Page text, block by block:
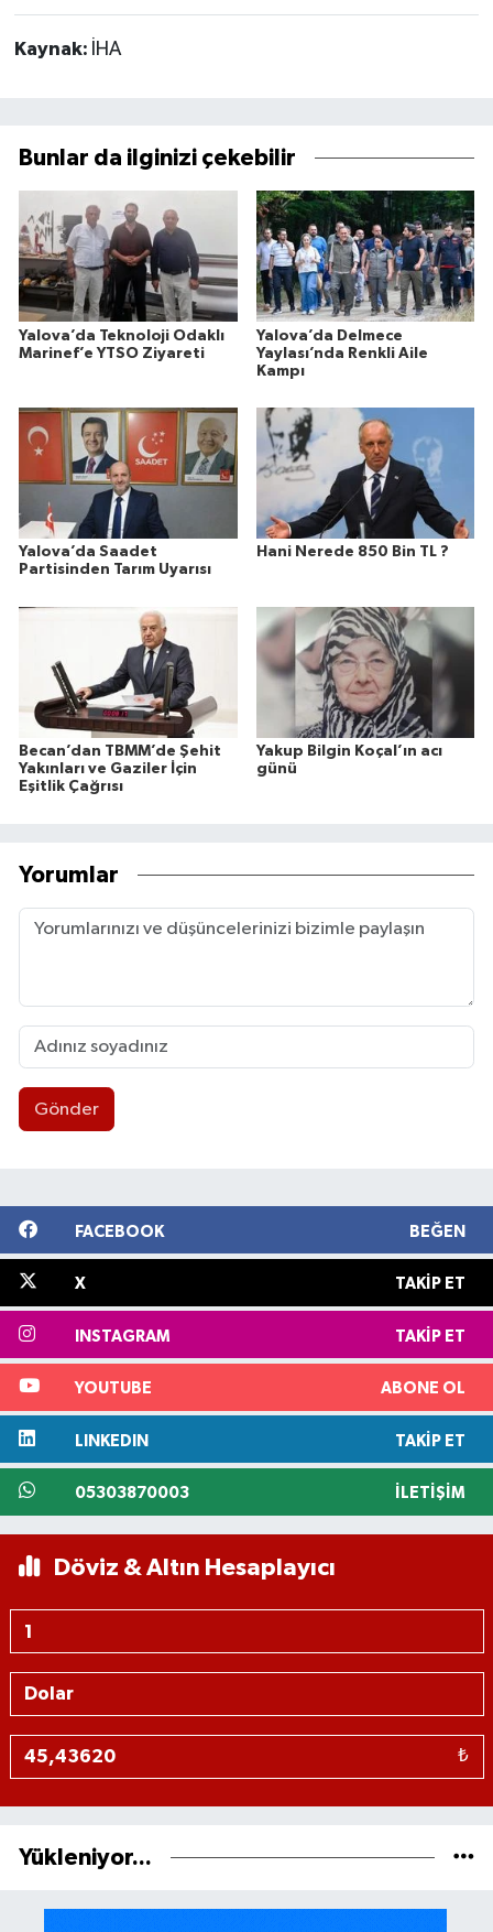
Kaynak: İHA
Bunlar da ilginizi çekebilir
Yalova’da Teknoloji Odaklı
Marinef’e YTSO Ziyareti
Yalova’da Delmece
Yaylası’nda Renkli Aile
Kampı
Yalova’da Saadet
Partisinden Tarım Uyarısı
Hani Nerede 850 Bin TL ?
Becan’dan TBMM’de Şehit
Yakınları ve Gaziler İçin
Eşitlik Çağrısı
Yakup Bilgin Koçal’ın acı
günü
Yorumlar
Gönder
FACEBOOK BEĞEN
X TAKIP ET
INSTAGRAM TAKIP ET
YOUTUBE ABONE OL
LINKEDIN TAKIP ET
05303870003 İLETIŞIM
Döviz & Altın Hesaplayıcı
₺
Yükleniyor...